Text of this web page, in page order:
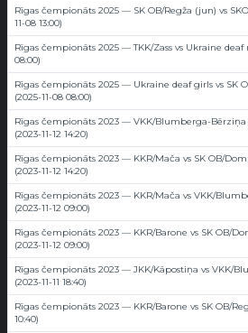
Rīgas čempionāts 2025 — SK OB/Regža (jun) vs
11-08 13:00)
Rīgas čempionāts 2025 — TKK/Zass vs Ukraine deaf
08:00)
Rīgas čempionāts 2025 — Ukraine deaf girls vs SK
(2025-11-08 08:00)
Rīgas čempionāts 2023 — VKK/Blumberga-Bērziņa
(2023-11-12 14:20)
Rīgas čempionāts 2023 — KKR/Mača vs SK OB/
(2023-11-12 14:20)
Rīgas čempionāts 2023 — KKR/Mača vs VKK/
(2023-11-12 09:00)
Rīgas čempionāts 2023 — KKR/Barone vs SK OB/
(2023-11-12 09:00)
Rīgas čempionāts 2023 — JKK/Kāpostiņa vs VKK/
(2023-11-11 18:40)
Rīgas čempionāts 2023 — KKR/Barone vs SK OB/
10:40)